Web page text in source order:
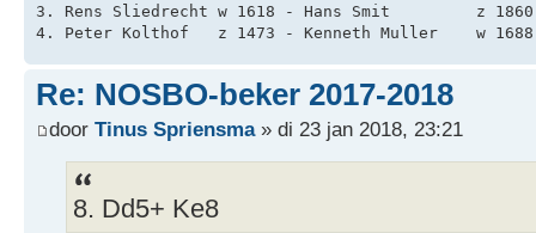
3. Rens Sliedrecht w 1618 - Hans Smit         z
4. Peter Kolthof   z 1473 - Kenneth Muller    w
Re: NOSBO-beker 2017-2018
door Tinus Spriensma» di 23 jan 2018, 23:21
8. Dd5+ Ke8